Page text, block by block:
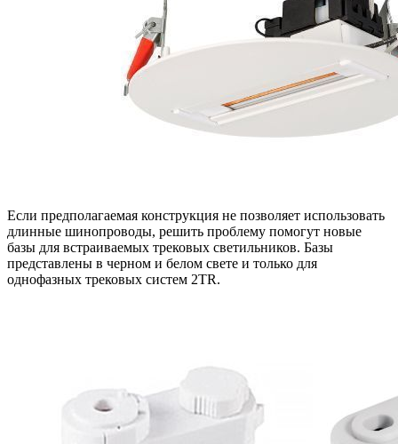
Если предполагаемая конструкция не позволяет использовать
длинные шинопроводы, решить проблему помогут новые
базы для встраиваемых трековых светильников. Базы
представлены в черном и белом свете и только для
однофазных трековых систем 2TR.